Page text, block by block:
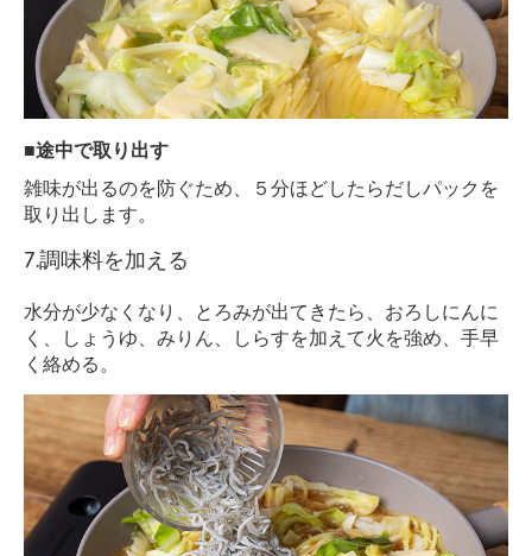
■途中で取り出す
雑味が出るのを防ぐため、５分ほどしたらだしパックを
取り出します。
7.調味料を加える
水分が少なくなり、とろみが出てきたら、おろしにんに
く、しょうゆ、みりん、しらすを加えて火を強め、手早
く絡める。